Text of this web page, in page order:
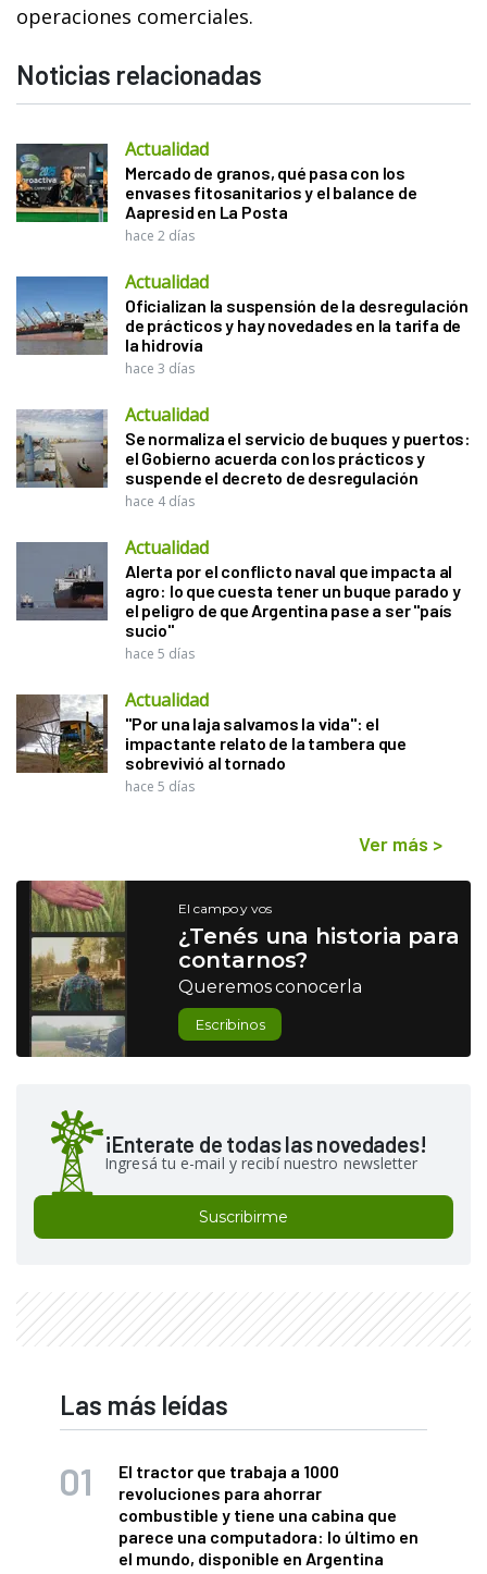
operaciones comerciales.
Noticias relacionadas
Actualidad
Mercado de granos, qué pasa con los
envases fitosanitarios y el balance de
Aapresid en La Posta
hace 2 días
Actualidad
Oficializan la suspensión de la desregulación
de prácticos y hay novedades en la tarifa de
la hidrovía
hace 3 días
Actualidad
Se normaliza el servicio de buques y puertos:
el Gobierno acuerda con los prácticos y
suspende el decreto de desregulación
hace 4 días
Actualidad
Alerta por el conflicto naval que impacta al
agro: lo que cuesta tener un buque parado y
el peligro de que Argentina pase a ser "país
sucio"
hace 5 días
Actualidad
"Por una laja salvamos la vida": el
impactante relato de la tambera que
sobrevivió al tornado
hace 5 días
Ver más >
El campo y vos
¿Tenés una historia para
contarnos?
Queremos conocerla
Escribinos
¡Enterate de todas las novedades!
Ingresá tu e-mail y recibí nuestro newsletter
Suscribirme
Las más leídas
El tractor que trabaja a 1000
revoluciones para ahorrar
combustible y tiene una cabina que
parece una computadora: lo último en
el mundo, disponible en Argentina